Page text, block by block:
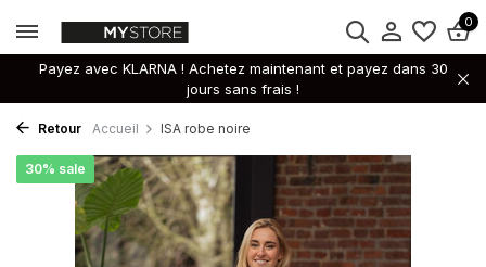
0
Payez avec KLARNA ! Achetez maintenant et payez dans 30
jours sans frais !
Retour Accueil ISA robe noire
30% sale